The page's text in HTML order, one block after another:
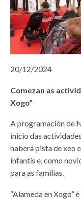
20/12/2024
Comezan as
Xogo”
A programación de
inicio das
haberá pista de xeo
infantís e, como
para as familias.
“Alameda en Xogo”